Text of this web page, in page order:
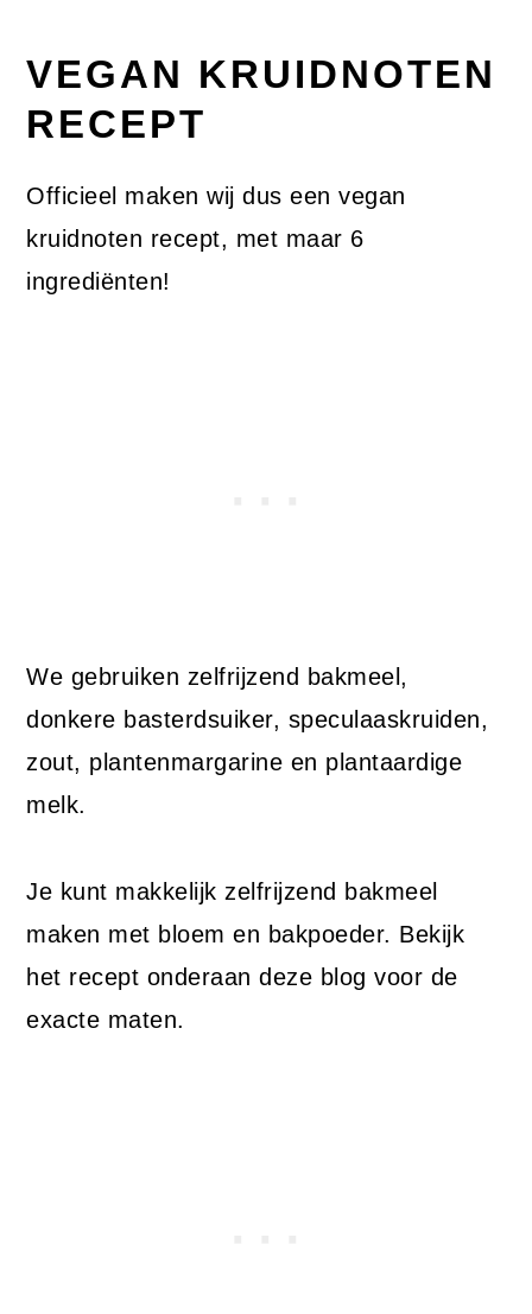
VEGAN KRUIDNOTEN
RECEPT
Officieel maken wij dus een vegan
kruidnoten recept, met maar 6
ingrediënten!
We gebruiken zelfrijzend bakmeel,
donkere basterdsuiker, speculaaskruiden,
zout, plantenmargarine en plantaardige
melk.
Je kunt makkelijk zelfrijzend bakmeel
maken met bloem en bakpoeder. Bekijk
het recept onderaan deze blog voor de
exacte maten.